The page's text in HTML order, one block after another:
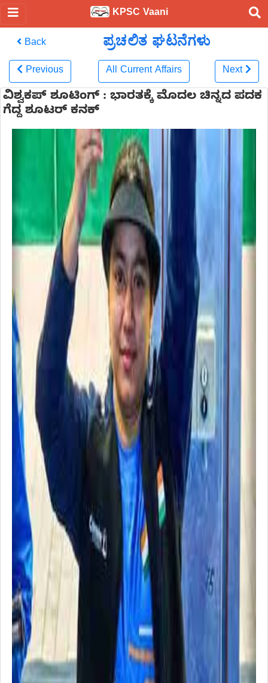
KPSC Vaani
Back ಪ್ರಚಲಿತ ಘಟನೆಗಳು
Previous All Current Affairs Next
ವಿಶ್ವಕಪ್ ಶೂಟಿಂಗ್ : ಭಾರತಕ್ಕೆ ಮೊದಲ ಚಿನ್ನದ ಪದಕ
ಗೆದ್ದ ಶೂಟರ್ ಕನಕ್